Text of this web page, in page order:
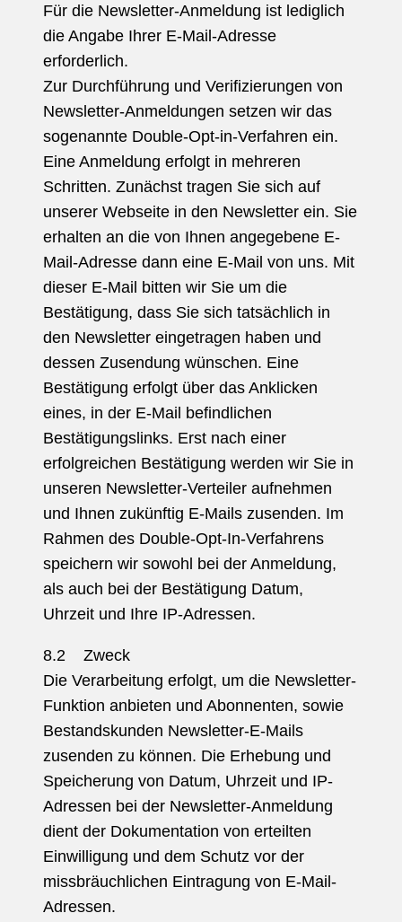
Für die Newsletter-Anmeldung ist lediglich
die Angabe Ihrer E-Mail-Adresse
erforderlich.
Zur Durchführung und Verifizierungen von
Newsletter-Anmeldungen setzen wir das
sogenannte Double-Opt-in-Verfahren ein.
Eine Anmeldung erfolgt in mehreren
Schritten. Zunächst tragen Sie sich auf
unserer Webseite in den Newsletter ein. Sie
erhalten an die von Ihnen angegebene E-
Mail-Adresse dann eine E-Mail von uns. Mit
dieser E-Mail bitten wir Sie um die
Bestätigung, dass Sie sich tatsächlich in
den Newsletter eingetragen haben und
dessen Zusendung wünschen. Eine
Bestätigung erfolgt über das Anklicken
eines, in der E-Mail befindlichen
Bestätigungslinks. Erst nach einer
erfolgreichen Bestätigung werden wir Sie in
unseren Newsletter-Verteiler aufnehmen
und Ihnen zukünftig E-Mails zusenden. Im
Rahmen des Double-Opt-In-Verfahrens
speichern wir sowohl bei der Anmeldung,
als auch bei der Bestätigung Datum,
Uhrzeit und Ihre IP-Adressen.
8.2 Zweck
Die Verarbeitung erfolgt, um die Newsletter-
Funktion anbieten und Abonnenten, sowie
Bestandskunden Newsletter-E-Mails
zusenden zu können. Die Erhebung und
Speicherung von Datum, Uhrzeit und IP-
Adressen bei der Newsletter-Anmeldung
dient der Dokumentation von erteilten
Einwilligung und dem Schutz vor der
missbräuchlichen Eintragung von E-Mail-
Adressen.